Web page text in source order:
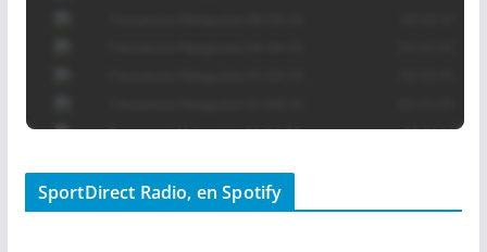
SportDirect Radio, en Spotify